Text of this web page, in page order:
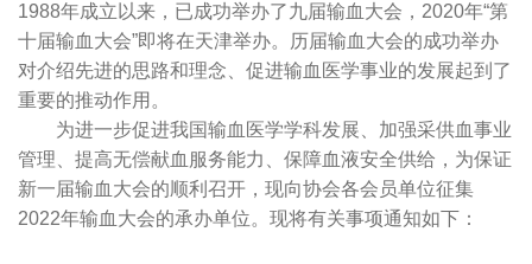
1988年成立以来，已成功举办了九届输血大会，2020年“第
十届输血大会”即将在天津举办。历届输血大会的成功举办
对介绍先进的思路和理念、促进输血医学事业的发展起到了
重要的推动作用。
为进一步促进我国输血医学学科发展、加强采供血事业
管理、提高无偿献血服务能力、保障血液安全供给，为保证
新一届输血大会的顺利召开，现向协会各会员单位征集
2022年输血大会的承办单位。现将有关事项通知如下：